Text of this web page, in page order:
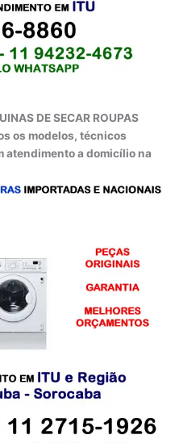
DE SECAR ROUPAS
os modelos, técnicos
atendimento a domicílio na